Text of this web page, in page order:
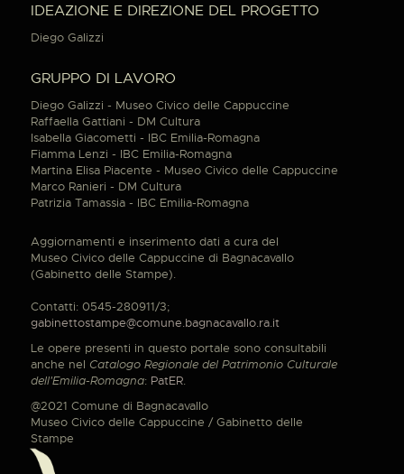
IDEAZIONE E DIREZIONE DEL PROGETTO
Diego Galizzi
GRUPPO DI LAVORO
Diego Galizzi - Museo Civico delle Cappuccine
Raffaella Gattiani - DM Cultura
Isabella Giacometti - IBC Emilia-Romagna
Fiamma Lenzi - IBC Emilia-Romagna
Martina Elisa Piacente - Museo Civico delle Cappuccine
Marco Ranieri - DM Cultura
Patrizia Tamassia - IBC Emilia-Romagna
Aggiornamenti e inserimento dati a cura del
Museo Civico delle Cappuccine di Bagnacavallo
(Gabinetto delle Stampe).
Contatti: 0545-280911/3;
gabinettostampe@comune.bagnacavallo.ra.it
Le opere presenti in questo portale sono consultabili
anche nel Catalogo Regionale del Patrimonio Culturale
dell'Emilia-Romagna: PatER.
@2021 Comune di Bagnacavallo
Museo Civico delle Cappuccine / Gabinetto delle
Stampe